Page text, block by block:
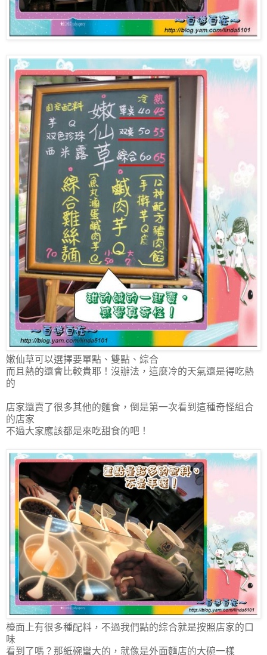
嫩仙草可以選擇要單點、雙點、綜合
而且熱的還會比較貴耶！沒辦法，這麼冷的天氣還是得吃熱
的
店家還賣了很多其他的麵食，倒是第一次看到這種奇怪組合
的店家
不過大家應該都是來吃甜食的吧！
檯面上有很多種配料，不過我們點的綜合就是按照店家的口
味
看到了嗎？那紙碗蠻大的，就像是外面麵店的大碗一樣